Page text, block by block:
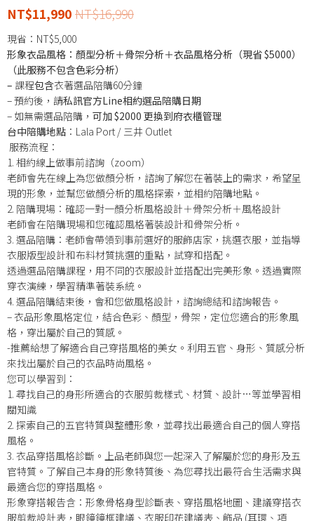
NT$16,990
NT$11,990
現省： NT$5,000
形象衣品風格：顏型分析＋骨架分析＋衣品風格分析（現省 $5000）
（此服務不包含色彩分析）
– 課程包含衣著選品陪購60分鐘
– 預約後，請私訊官方Line相約選品陪購日期
– 如無需選品陪購， 可加 $2000 更換到府衣櫃管理
台中陪購地點 ：Lala Port / 三井 Outlet
服務流程：
1. 相約線上做事前諮詢（zoom）
老師會先在線上為您做顏分析，諮詢了解您在著裝上的需求，希望呈
現的形象，並幫您做顏分析的風格探索，並相約陪購地點。
2. 陪購現場：確認一對一顏分析風格設計＋骨架分析＋風格設計
老師會在陪購現場和您確認風格著裝設計和骨架分析。
3. 選品陪購：老師會帶領到事前選好的服飾店家，挑選衣服，並指導
衣服版型設計和布料材質挑選的重點，試穿和搭配。
透過選品陪購課程，用不同的衣服設計並搭配出完美形象。透過實際
穿衣演練，學習精準著裝系統。
4. 選品陪購結束後，會和您做風格設計，諮詢總結和諮詢報告。
– 衣品形象風格定位，結合色彩、顏型，骨架，定位您適合的形象風
格，穿出屬於自己的質感。
-推薦給想了解適合自己穿搭風格的美女。利用五官、身形、質感分析
來找出屬於自己的衣品時尚風格。
您可以學習到：
1. 尋找自己的身形所適合的衣服剪裁樣式、材質、設計…等並學習相
關知識
2. 探索自己的五官特質與整體形象，並尋找出最適合自己的個人穿搭
風格。
3. 衣品穿搭風格診斷。上品老師與您一起深入了解屬於您的身形及五
官特質。了解自己本身的形象特質後、為您尋找出最符合生活需求與
最適合您的穿搭風格。
形象穿搭報告含：形象骨格身型診斷表、穿搭風格地圖、建議穿搭衣
服剪裁設計表，眼鏡鏡框建議、衣服印花建議表、飾品 (耳環、項